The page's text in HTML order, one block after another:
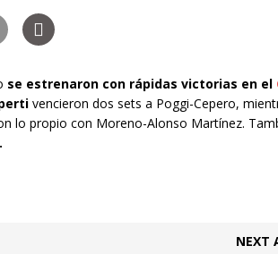
se estrenaron con rápidas victorias en el
vencieron dos sets a Poggi-Cepero,
lo propio con Moreno-Alonso Martínez.
NEXT